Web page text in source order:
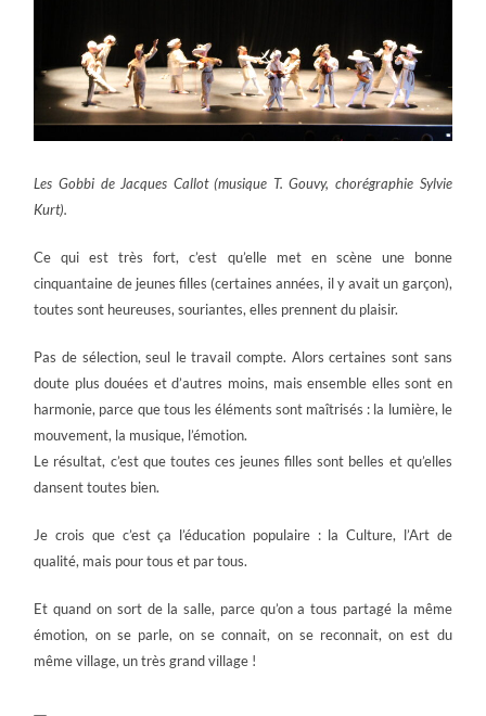
Les Gobbi de Jacques Callot (musique T. Gouvy, chorégraphie Sylvie
Kurt).
Ce qui est très fort, c’est qu’elle met en scène une bonne
cinquantaine de jeunes filles (certaines années, il y avait un garçon),
toutes sont heureuses, souriantes, elles prennent du plaisir.
Pas de sélection, seul le travail compte. Alors certaines sont sans
doute plus douées et d’autres moins, mais ensemble elles sont en
harmonie, parce que tous les éléments sont maîtrisés : la lumière, le
mouvement, la musique, l’émotion.
Le résultat, c’est que toutes ces jeunes filles sont belles et qu’elles
dansent toutes bien.
Je crois que c’est ça l’éducation populaire : la Culture, l’Art de
qualité, mais pour tous et par tous.
Et quand on sort de la salle, parce qu’on a tous partagé la même
émotion, on se parle, on se connait, on se reconnait, on est du
même village, un très grand village !